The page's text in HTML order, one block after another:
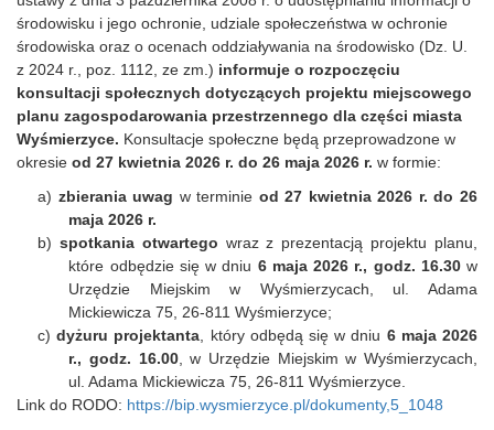
środowisku i jego ochronie, udziale społeczeństwa w ochronie
środowiska oraz o ocenach oddziaływania na środowisko (Dz. U.
z 2024 r., poz. 1112, ze zm.) informuje o rozpoczęciu
konsultacji społecznych dotyczących projektu miejscowego
planu zagospodarowania przestrzennego dla części miasta
Wyśmierzyce. Konsultacje społeczne będą przeprowadzone w
okresie od 27 kwietnia 2026 r. do 26 maja 2026 r. w formie:
a) zbierania uwag w terminie od 27 kwietnia 2026 r. do 26
maja 2026 r.
b) spotkania otwartego wraz z prezentacją projektu planu,
które odbędzie się w dniu 6 maja 2026 r., godz. 16.30w
Urzędzie Miejskim w Wyśmierzycach, ul. Adama
Mickiewicza 75, 26-811 Wyśmierzyce;
c) dyżuru projektanta , który odbędą się w dniu 6 maja 2026
r., godz. 16.00, w Urzędzie Miejskim w Wyśmierzycach,
ul. Adama Mickiewicza 75, 26-811 Wyśmierzyce.
Link do RODO: https://bip.wysmierzyce.pl/dokumenty,5_1048